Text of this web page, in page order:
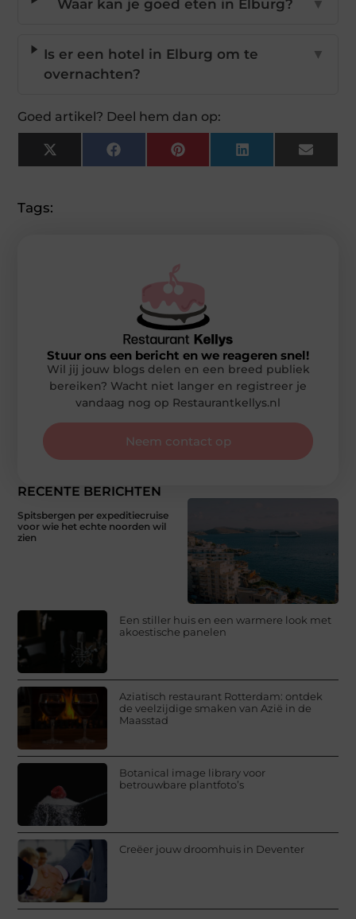
Waar kan je goed eten in Elburg? ▼
Is er een hotel in Elburg om te
overnachten?
▼
Goed artikel? Deel hem dan op:
X
(Twitter)
FacebookPinterestLinkedInEmail
Tags:
RECENTE BERICHTEN
Spitsbergen per expeditiecruise
voor wie het echte noorden wil
zien
Een stiller huis en een warmere look met
akoestische panelen
Aziatisch restaurant Rotterdam: ontdek
de veelzijdige smaken van Azië in de
Maasstad
Botanical image library voor
betrouwbare plantfoto’s
Creëer jouw droomhuis in Deventer
Stuur ons een bericht en we reageren snel!
Wil jij jouw blogs delen en een breed publiek
bereiken? Wacht niet langer en registreer je
vandaag nog op Restaurantkellys.nl
Neem contact op